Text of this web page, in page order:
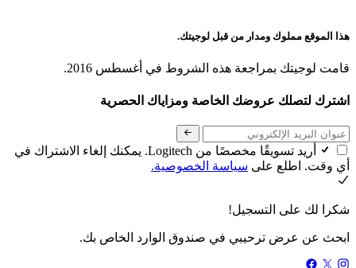
هذا الموقع مملوك ومدار من قبل لوجيتك.
قامت لوجيتك بمراجعة هذه الشروط في أغسطس 2016.
اشترك لتصلك عروضك الخاصة ومزاياك الحصرية
أريد تسويقًا مخصصًا من Logitech. يمكنك إلغاء الاشتراك في
أي وقت. اطلع على سياسة الخصوصية.
شكرا لك على التسجيل!
ابحث عن عرض ترحيبي في صندوق الوارد الخاص بك.